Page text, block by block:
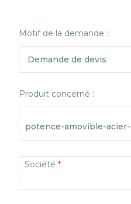
Motif de la demande :
Produit concerné :
Société